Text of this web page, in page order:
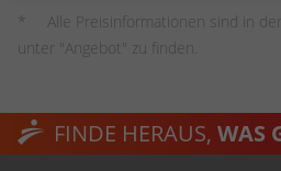
Alle Preisinformationen sind in
unter "Angebot" zu finden.
FINDE HERAUS, WAS